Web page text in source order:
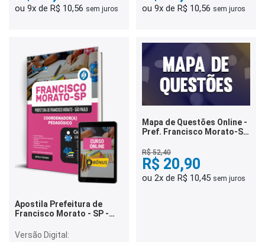
ou 9x de R$ 10,56 sem juros ou 9x de R$ 10,56 sem juros
Apostila Prefeitura de
Francisco Morato - SP -
Pedagógico
Versão Digital:
Mapa de Questões Online -
Pref. Francisco Morato-SP
Mil Questões
R$ 52,40
R$ 20,90
ou 2x de R$ 10,45 sem juros